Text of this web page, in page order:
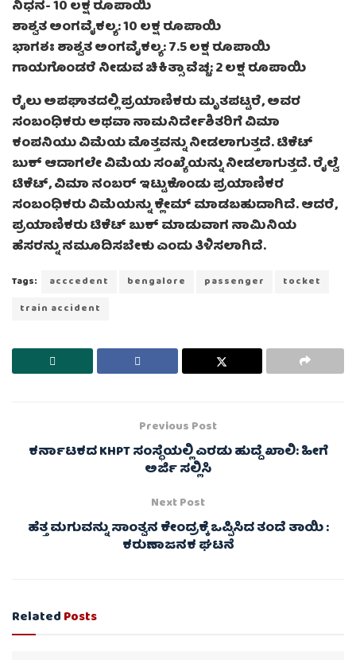
ನಿಧನ- 10 ಲಕ್ಷ ರೂಪಾಯಿ
ಶಾಶ್ವತ ಅಂಗವೈಕಲ್ಯ: 10 ಲಕ್ಷ ರೂಪಾಯಿ
ಭಾಗಶಃ ಶಾಶ್ವತ ಅಂಗವೈಕಲ್ಯ: 7.5 ಲಕ್ಷ ರೂಪಾಯಿ
ಗಾಯಗೊಂಡರೆ ನೀಡುವ ಚಿಕಿತ್ಸಾ ವೆಚ್ಚ: 2 ಲಕ್ಷ ರೂಪಾಯಿ
ರೈಲು ಅಪಘಾತದಲ್ಲಿ ಪ್ರಯಾಣಿಕರು ಮೃತಪಟ್ಟರೆ, ಅವರ
ಸಂಬಂಧಿಕರು ಅಥವಾ ನಾಮನಿರ್ದೇಶಿತರಿಗೆ ವಿಮಾ
ಕಂಪನಿಯು ವಿಮೆಯ ಮೊತ್ತವನ್ನು ನೀಡಲಾಗುತ್ತದೆ. ಟಿಕೆಟ್
ಬುಕ್ ಆದಾಗಲೇ ವಿಮೆಯ ಸಂಖ್ಯೆಯನ್ನು ನೀಡಲಾಗುತ್ತದೆ. ರೈಲ್ವೆ
ಟಿಕೆಟ್, ವಿಮಾ ನಂಬರ್ ಇಟ್ಟುಕೊಂಡು ಪ್ರಯಾಣಿಕರ
ಸಂಬಂಧಿಕರು ವಿಮೆಯನ್ನು ಕ್ಲೇಮ್ ಮಾಡಬಹುದಾಗಿದೆ. ಆದರೆ,
ಪ್ರಯಾಣಿಕರು ಟಿಕೆಟ್ ಬುಕ್ ಮಾಡುವಾಗ ನಾಮಿನಿಯ
ಹೆಸರನ್ನು ನಮೂದಿಸಬೇಕು ಎಂದು ತಿಳಿಸಲಾಗಿದೆ.
Tags: acccedent bengalore passenger
tocket
train accident
Previous Post
ಕರ್ನಾಟಕದ KHPT ಸಂಸ್ಥೆಯಲ್ಲಿ ಎರಡು ಹುದ್ದೆ ಖಾಲಿ: ಹೀಗೆ
ಅರ್ಜಿ ಸಲ್ಲಿಸಿ
Next Post
ಹೆತ್ತ ಮಗುವನ್ನು ಸಾಂತ್ವನ ಕೇಂದ್ರಕ್ಕೆ ಒಪ್ಪಿಸಿದ ತಂದೆ ತಾಯಿ :
ಕರುಣಾಜನಕ ಘಟನೆ
RelatedPosts